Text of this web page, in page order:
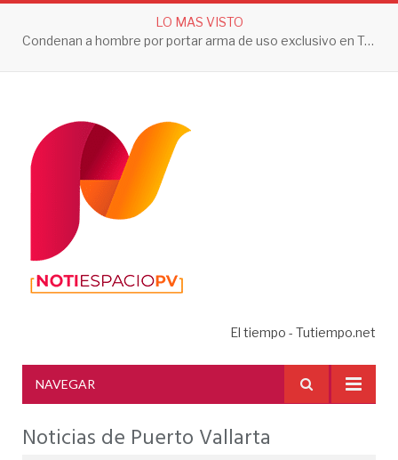
LO MAS VISTO
Condenan a hombre por portar arma de uso exclusivo en Tepic
El tiempo - Tutiempo.net
NAVEGAR
Noticias de Puerto Vallarta